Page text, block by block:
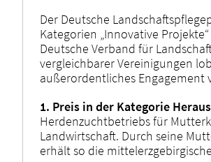
Der Deutsche
Kategorien „Innovative
Deutsche Verband für
vergleichbarer Vereinigungen
außerordentliches Engagement
1. Preis in der Kategorie
Herdenzuchtbetriebs für
Landwirtschaft. Durch seine
erhält so die